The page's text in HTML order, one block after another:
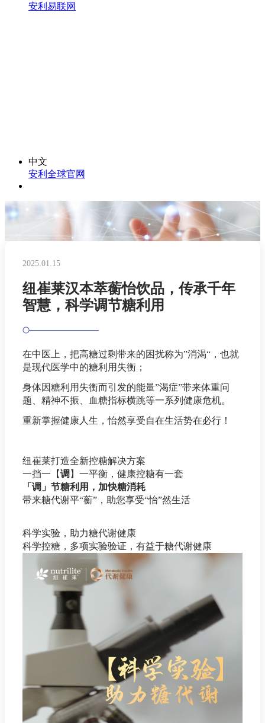
安利易联网
中文
安利全球官网
2025.01.15
纽崔莱汉本萃蘅怡饮品，传承千年
智慧，科学调节糖利用
在中医上，把高糖过剩带来的困扰称为”消渴“，也就
是现代医学中的糖利用失衡；
身体因糖利用失衡而引发的能量”渴症”带来体重问
题、精神不振、血糖指标横跳等一系列健康危机。
重新掌握健康人生，怡然享受自在生活势在必行！
纽崔莱打造全新控糖解决方案
一挡一【调 】一平衡，健康控糖有一套
「调」节糖利用，加快糖消耗
带来糖代谢平“蘅”，助您享受“怡”然生活
科学实验，助力糖代谢健康
科学控糖，多项实验验证，有益于糖代谢健康